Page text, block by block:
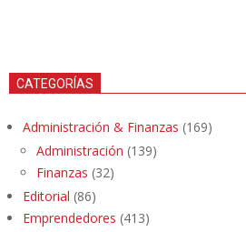
CATEGORÍAS
Administración & Finanzas (169)
Administración (139)
Finanzas (32)
Editorial (86)
Emprendedores (413)